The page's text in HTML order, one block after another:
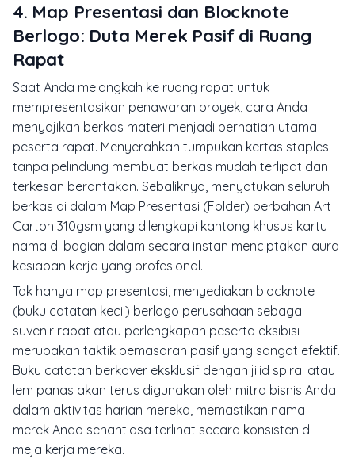
4. Map Presentasi dan Blocknote
Berlogo: Duta Merek Pasif di Ruang
Rapat
Saat Anda melangkah ke ruang rapat untuk
mempresentasikan penawaran proyek, cara Anda
menyajikan berkas materi menjadi perhatian utama
peserta rapat. Menyerahkan tumpukan kertas staples
tanpa pelindung membuat berkas mudah terlipat dan
terkesan berantakan. Sebaliknya, menyatukan seluruh
berkas di dalam Map Presentasi (Folder) berbahan Art
Carton 310gsm yang dilengkapi kantong khusus kartu
nama di bagian dalam secara instan menciptakan aura
kesiapan kerja yang profesional.
Tak hanya map presentasi, menyediakan blocknote
(buku catatan kecil) berlogo perusahaan sebagai
suvenir rapat atau perlengkapan peserta eksibisi
merupakan taktik pemasaran pasif yang sangat efektif.
Buku catatan berkover eksklusif dengan jilid spiral atau
lem panas akan terus digunakan oleh mitra bisnis Anda
dalam aktivitas harian mereka, memastikan nama
merek Anda senantiasa terlihat secara konsisten di
meja kerja mereka.